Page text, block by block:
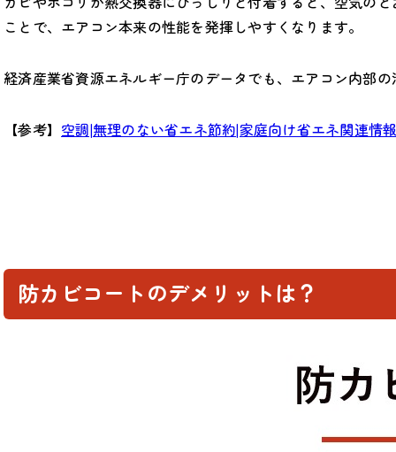
ことで、エアコン本来の性能を発揮しやすくなります。
経済産業省資源エネルギー庁のデータでも、エアコン内部
【参考】 空調|無理のない省エネ節約|家庭向け省エネ関連情
防カビコートのデメリットは？